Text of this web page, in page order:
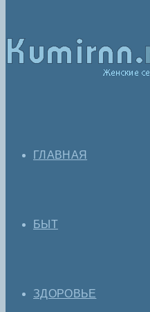
ГЛАВНАЯ
БЫТ
ЗДОРОВЬЕ